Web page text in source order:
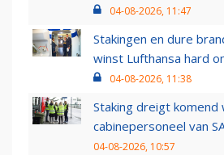
04-08-2026, 11:47
Stakingen en dure
winst Lufthansa hard
04-08-2026, 11:38
Staking dreigt komend
cabinepersoneel van
04-08-2026, 10:57